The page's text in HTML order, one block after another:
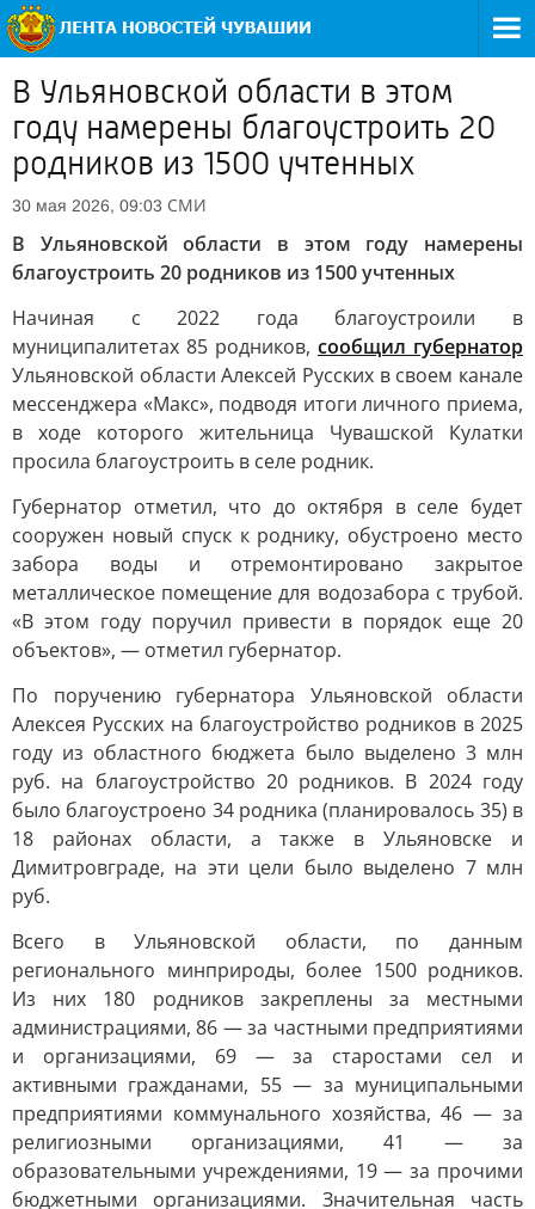
В Ульяновской области в этом
году намерены благоустроить 20
родников из 1500 учтенных
30 мая 2026, 09:03 СМИ
В Ульяновской области в этом году намерены
благоустроить 20 родников из 1500 учтенных
Начиная с 2022 года благоустроили в
муниципалитетах 85 родников, сообщил губернатор
Ульяновской области Алексей Русских в своем канале
мессенджера «Макс», подводя итоги личного приема,
в ходе которого жительница Чувашской Кулатки
просила благоустроить в селе родник.
Губернатор отметил, что до октября в селе будет
сооружен новый спуск к роднику, обустроено место
забора воды и отремонтировано закрытое
металлическое помещение для водозабора с трубой.
«В этом году поручил привести в порядок еще 20
объектов», — отметил губернатор.
По поручению губернатора Ульяновской области
Алексея Русских на благоустройство родников в 2025
году из областного бюджета было выделено 3 млн
руб. на благоустройство 20 родников. В 2024 году
было благоустроено 34 родника (планировалось 35) в
18 районах области, а также в Ульяновске и
Димитровграде, на эти цели было выделено 7 млн
руб.
Всего в Ульяновской области, по данным
регионального минприроды, более 1500 родников.
Из них 180 родников закреплены за местными
администрациями, 86 — за частными предприятиями
и организациями, 69 — за старостами сел и
активными гражданами, 55 — за муниципальными
предприятиями коммунального хозяйства, 46 — за
религиозными организациями, 41 — за
образовательными учреждениями, 19 — за прочими
бюджетными организациями. Значительная часть